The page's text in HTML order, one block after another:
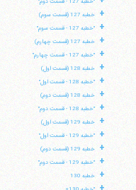
+ خطبه 127 (قسمت سوم)
+ "خطبه 127 - قسمت سوم"
+ خطبه 127 (قسمت چهارم)
+ "خطبه 127 - قسمت چهارم"
+ خطبه 128 (قسمت اول)
+ "خطبه 128 - قسمت اول"
+ خطبه 128 (قسمت دوم)
+ "خطبه 128 - قسمت دوم"
+ خطبه 129 (قسمت اول)
+ "خطبه 129 - قسمت اول"
+ خطبه 129 (قسمت دوم)
+ "خطبه 129 - قسمت دوم"
+ خطبه 130